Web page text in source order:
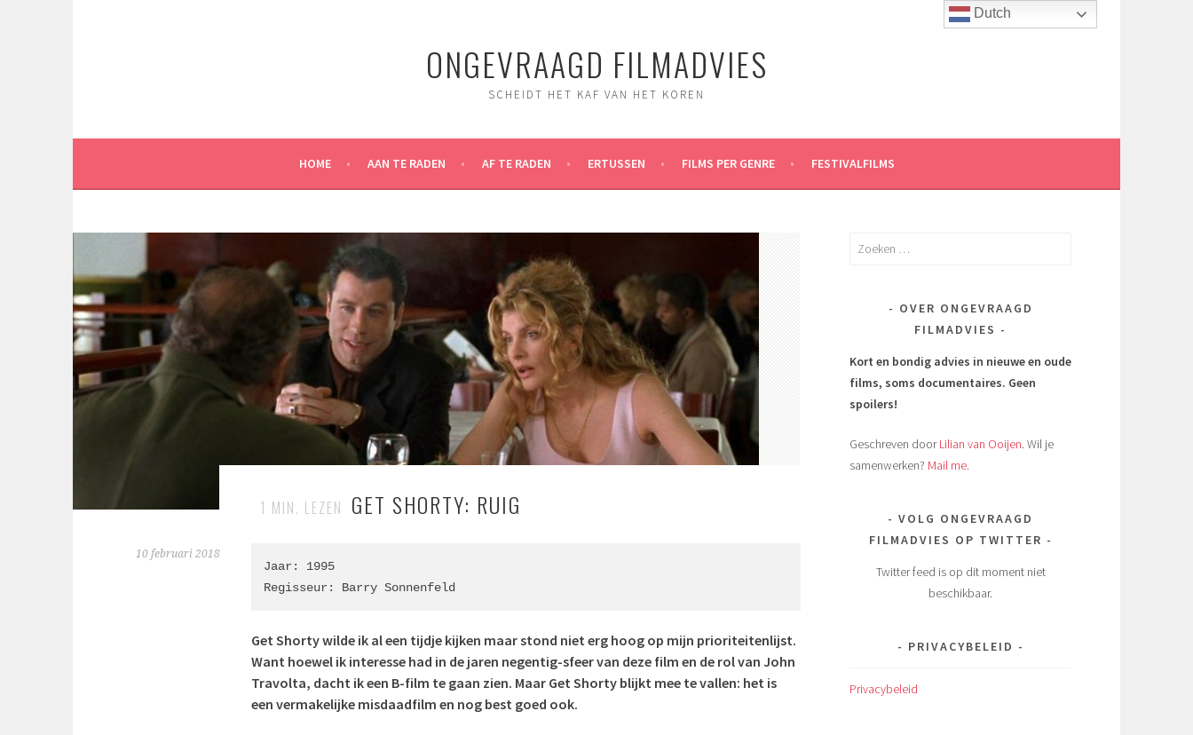
ONGEVRAAGD FILMADVIES
SCHEIDT HET KAF VAN HET KOREN
HOME AAN TE RADEN AF TE RADEN ERTUSSEN FILMS PER GENRE FESTIVALFILMS
1 MIN. LEZEN GET SHORTY: RUIG
10 februari 2018
Jaar: 1995
Regisseur: Barry Sonnenfeld
Get Shorty wilde ik al een tijdje kijken maar stond niet erg hoog op mijn prioriteitenlijst.
Want hoewel ik interesse had in de jaren negentig-sfeer van deze film en de rol van John
Travolta, dacht ik een B-film te gaan zien. Maar Get Shorty blijkt mee te vallen: het is
een vermakelijke misdaadfilm en nog best goed ook.
Zoeken
OVER ONGEVRAAGD
FILMADVIES
Kort en bondig advies in nieuwe en oude
films, soms documentaires. Geen
spoilers!
Geschreven doorLilian van Ooijen. Wil je
samenwerken? Mail me.
VOLG ONGEVRAAGD
FILMADVIES OP TWITTER
Twitter feed is op dit moment niet
beschikbaar.
PRIVACYBELEID
Privacybeleid
Dutch